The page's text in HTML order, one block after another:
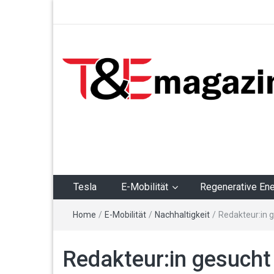
Regenerative
Tesla E-Mobilität Regenerative
Home / E-Mobilität / Nachhaltigkeit / Redakteur:in
Redakteur:in gesucht